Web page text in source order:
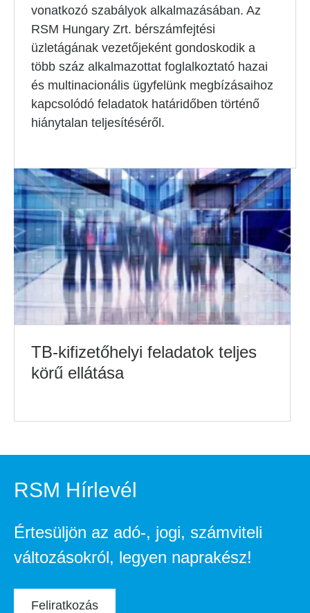
TB-kifizetőhelyi feladatok teljes
körű ellátása
vonatkozó szabályok alkalmazásában. Az
RSM Hungary Zrt. bérszámfejtési
üzletágának vezetőjeként gondoskodik a
több száz alkalmazottat foglalkoztató hazai
és multinacionális ügyfelünk megbízásaihoz
kapcsolódó feladatok határidőben történő
hiánytalan teljesítéséről.
RSM Hírlevél
Értesüljön az adó-, jogi, számviteli
változásokról, legyen naprakész!
Feliratkozás